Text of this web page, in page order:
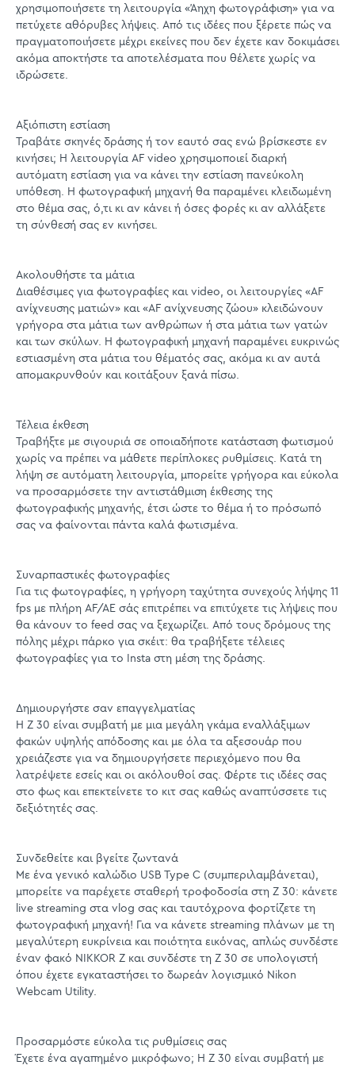
χρησιμοποιήσετε τη λειτουργία «Άηχη φωτογράφιση» για να
πετύχετε αθόρυβες λήψεις. Από τις ιδέες που ξέρετε πώς να
πραγματοποιήσετε μέχρι εκείνες που δεν έχετε καν δοκιμάσει
ακόμα αποκτήστε τα αποτελέσματα που θέλετε χωρίς να
ιδρώσετε.
Αξιόπιστη εστίαση
Τραβάτε σκηνές δράσης ή τον εαυτό σας ενώ βρίσκεστε εν
κινήσει; Η λειτουργία AF video χρησιμοποιεί διαρκή
αυτόματη εστίαση για να κάνει την εστίαση πανεύκολη
υπόθεση. Η φωτογραφική μηχανή θα παραμένει κλειδωμένη
στο θέμα σας, ό,τι κι αν κάνει ή όσες φορές κι αν αλλάξετε
τη σύνθεσή σας εν κινήσει.
Ακολουθήστε τα μάτια
Διαθέσιμες για φωτογραφίες και video, οι λειτουργίες «AF
ανίχνευσης ματιών» και «AF ανίχνευσης ζώου» κλειδώνουν
γρήγορα στα μάτια των ανθρώπων ή στα μάτια των γατών
και των σκύλων. Η φωτογραφική μηχανή παραμένει ευκρινώς
εστιασμένη στα μάτια του θέματός σας, ακόμα κι αν αυτά
απομακρυνθούν και κοιτάξουν ξανά πίσω.
Τέλεια έκθεση
Τραβήξτε με σιγουριά σε οποιαδήποτε κατάσταση φωτισμού
χωρίς να πρέπει να μάθετε περίπλοκες ρυθμίσεις. Κατά τη
λήψη σε αυτόματη λειτουργία, μπορείτε γρήγορα και εύκολα
να προσαρμόσετε την αντιστάθμιση έκθεσης της
φωτογραφικής μηχανής, έτσι ώστε το θέμα ή το πρόσωπό
σας να φαίνονται πάντα καλά φωτισμένα.
Συναρπαστικές φωτογραφίες
Για τις φωτογραφίες, η γρήγορη ταχύτητα συνεχούς λήψης 11
fps με πλήρη AF/AE σάς επιτρέπει να επιτύχετε τις λήψεις που
θα κάνουν το feed σας να ξεχωρίζει. Από τους δρόμους της
πόλης μέχρι πάρκο για σκέιτ: θα τραβήξετε τέλειες
φωτογραφίες για το Insta στη μέση της δράσης.
Δημιουργήστε σαν επαγγελματίας
Η Z 30 είναι συμβατή με μια μεγάλη γκάμα εναλλάξιμων
φακών υψηλής απόδοσης και με όλα τα αξεσουάρ που
χρειάζεστε για να δημιουργήσετε περιεχόμενο που θα
λατρέψετε εσείς και οι ακόλουθοί σας. Φέρτε τις ιδέες σας
στο φως και επεκτείνετε το κιτ σας καθώς αναπτύσσετε τις
δεξιότητές σας.
Συνδεθείτε και βγείτε ζωντανά
Με ένα γενικό καλώδιο USB Type C (συμπεριλαμβάνεται),
μπορείτε να παρέχετε σταθερή τροφοδοσία στη Z 30: κάνετε
live streaming στα vlog σας και ταυτόχρονα φορτίζετε τη
φωτογραφική μηχανή! Για να κάνετε streaming πλάνων με τη
μεγαλύτερη ευκρίνεια και ποιότητα εικόνας, απλώς συνδέστε
έναν φακό NIKKOR Z και συνδέστε τη Z 30 σε υπολογιστή
όπου έχετε εγκαταστήσει το δωρεάν λογισμικό Nikon
Webcam Utility.
Προσαρμόστε εύκολα τις ρυθμίσεις σας
Έχετε ένα αγαπημένο μικρόφωνο; Η Z 30 είναι συμβατή με